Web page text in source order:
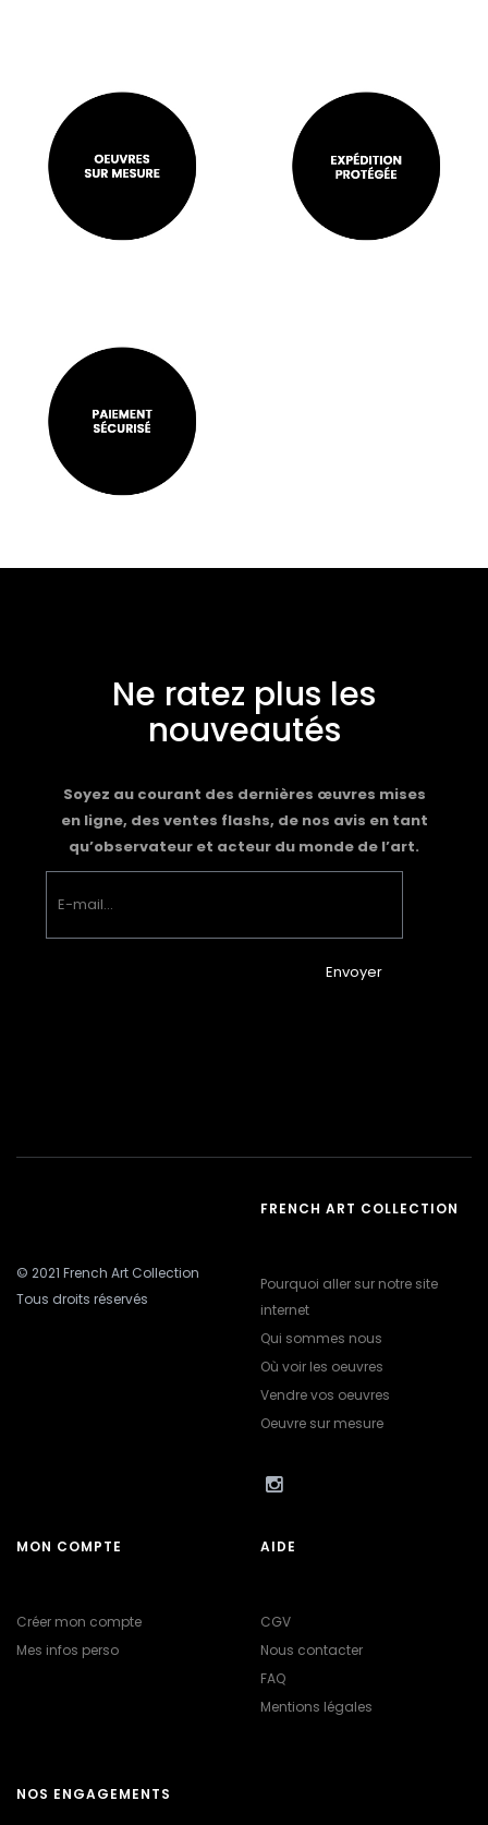
Ne ratez plus les
nouveautés
Soyez au courant des dernières œuvres mises
en ligne, des ventes flashs, de nos avis en tant
qu’observateur et acteur du monde de l’art.
Envoyer
© 2021 French Art Collection
Tous droits réservés
FRENCH ART COLLECTION
Pourquoi aller sur notre site
internet
Qui sommes nous
Où voir les oeuvres
Vendre vos oeuvres
Oeuvre sur mesure
MON COMPTE
Créer mon compte
Mes infos perso
AIDE
CGV
Nous contacter
FAQ
Mentions légales
NOS ENGAGEMENTS